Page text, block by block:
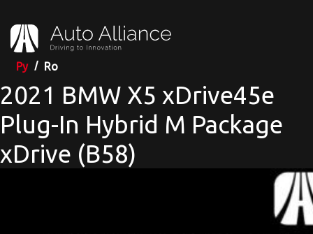
Ру Ro
2021 BMW X5 xDrive45e
Plug-In Hybrid M Package
xDrive (B58)